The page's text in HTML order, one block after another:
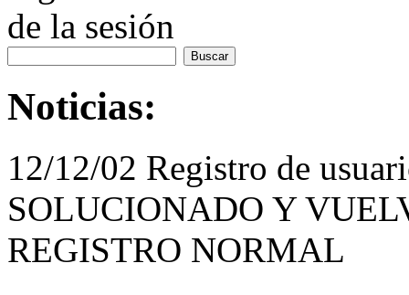
de la sesión
Noticias:
12/12/02 Registro de
SOLUCIONADO Y
REGISTRO NORMAL